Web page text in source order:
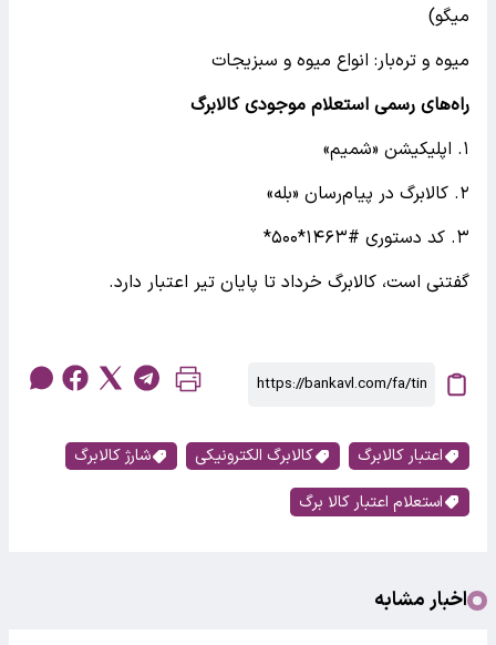
میگو)
میوه و تره‌بار: انواع میوه و سبزیجات
راه‌های رسمی استعلام موجودی کالابرگ
۱. اپلیکیشن «شمیم»
۲. کالابرگ در پیام‌رسان «بله»
۳. کد دستوری #۱۴۶۳*۵۰۰*
گفتنی است، کالابرگ خرداد تا پایان تیر اعتبار دارد.
اعتبار کالابرگ کالابرگ الکترونیکی
شارژ کالابرگ
استعلام اعتبار کالا برگ
اخبار مشابه